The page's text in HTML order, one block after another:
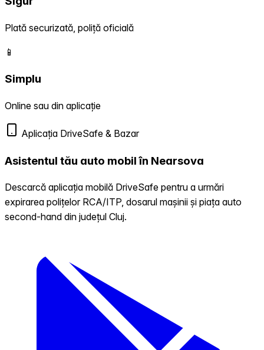
Plată securizată, poliță oficială
📱
Simplu
Online sau din aplicație
Aplicația DriveSafe & Bazar
Asistentul tău auto mobil în Nearsova
Descarcă aplicația mobilă DriveSafe pentru a urmări
expirarea polițelor RCA/ITP, dosarul mașinii și piața auto
second-hand din județul Cluj.